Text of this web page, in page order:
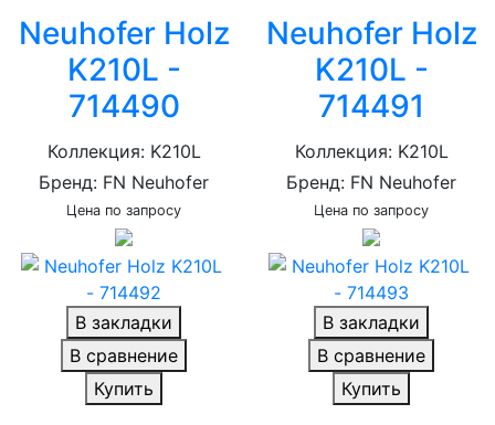
Neuhofer Holz
K210L -
714490
Коллекция: K210L
Бренд: FN Neuhofer
Цена по запросу
Neuhofer Holz
K210L -
714491
Коллекция: K210L
Бренд: FN Neuhofer
Цена по запросу
В закладки
В сравнение
Купить
В закладки
В сравнение
Купить